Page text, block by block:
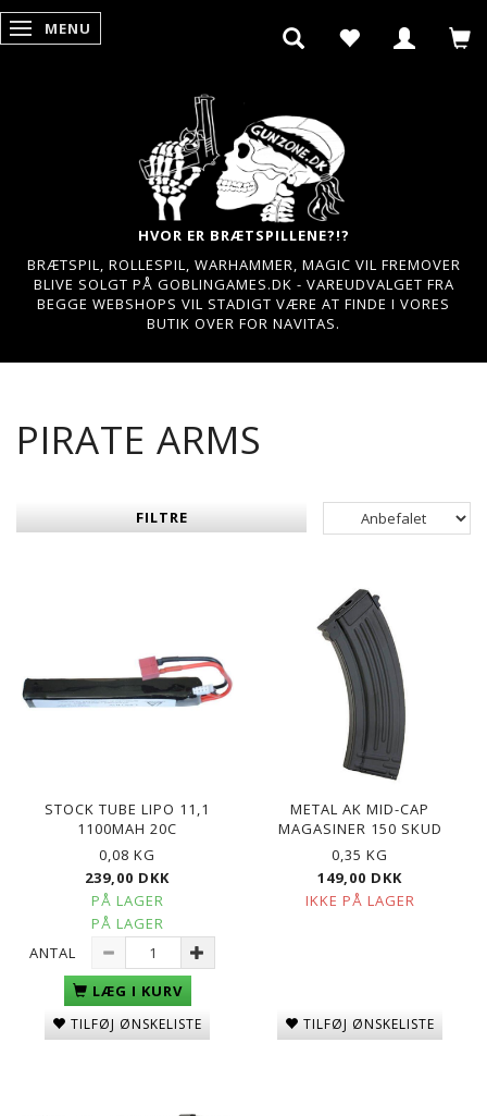
SKIFTE NAVIGATION
MENU
HVOR ER BRÆTSPILLENE?!?
BRÆTSPIL, ROLLESPIL, WARHAMMER, MAGIC VIL FREMOVER
BLIVE SOLGT PÅ GOBLINGAMES.DK - VAREUDVALGET FRA
BEGGE WEBSHOPS VIL STADIGT VÆRE AT FINDE I VORES
BUTIK OVER FOR NAVITAS.
PIRATE ARMS
FILTRE
STOCK TUBE LIPO 11,1
1100MAH 20C
0,08 KG
239,00 DKK
PÅ LAGER
PÅ LAGER
ANTAL
LÆG I KURV
TILFØJ ØNSKELISTE
METAL AK MID-CAP
MAGASINER 150 SKUD
0,35 KG
149,00 DKK
IKKE PÅ LAGER
TILFØJ ØNSKELISTE